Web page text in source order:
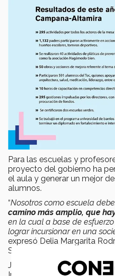
Para las escuelas y
proyecto del gobierno ha
el aula y generar un mejor
alumnos.
“Nosotros como escuela
camino más amplio, que
en la cual a base de
lograr incursionar en una
expresó Delia Margarita
Secundaria No. 62, situada
José Antonio Torre, director